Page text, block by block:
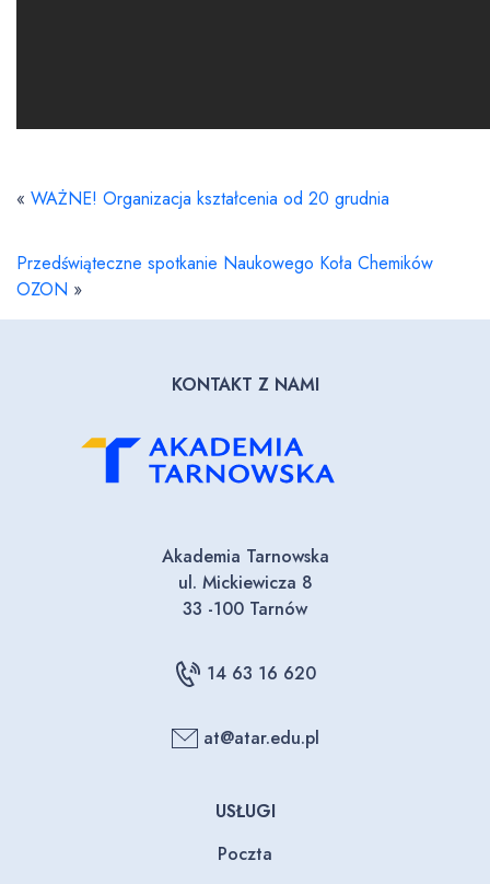
« WAŻNE! Organizacja kształcenia od 20 grudnia
Przedświąteczne spotkanie Naukowego Koła Chemików
OZON »
KONTAKT Z NAMI
Akademia Tarnowska
ul. Mickiewicza 8
33 -100 Tarnów
14 63 16 620
at@atar.edu.pl
USŁUGI
Poczta